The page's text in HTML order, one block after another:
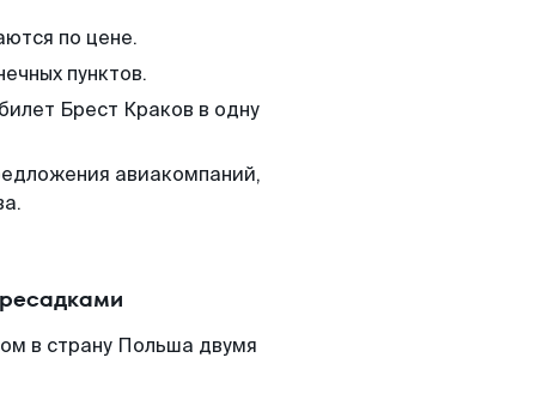
по цене.
пунктов.
Брест Краков в одну
авиакомпаний,
в страну Польша двумя